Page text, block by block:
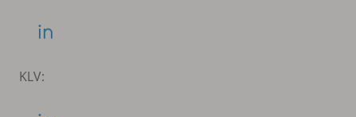
KLV: